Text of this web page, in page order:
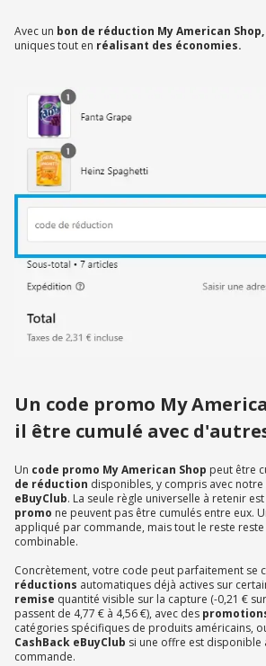
Avec un bon de réduction My American Shop,
uniques tout en réalisant des économies.
Un code promo My
il être cumulé avec
Un code promo My American Shop peut être
de réduction disponibles, y compris avec
eBuyClub. La seule règle universelle à retenir
promo ne peuvent pas être cumulés entre eux.
appliqué par commande, mais tout le reste
combinable.
Concrètement, votre code peut parfaitement se
réductions automatiques déjà actives sur
remise quantité visible sur la capture (-0,21 €
passent de 4,77 € à 4,56 €), avec des
catégories spécifiques de produits américains,
CashBack eBuyClub si une offre est disponible
commande.